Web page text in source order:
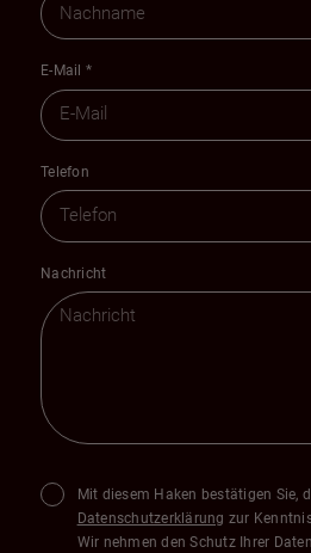
E-Mail *
Telefon
Nachricht
Mit diesem Haken bestätigen Sie,
Datenschutzerklärung zur
Wir nehmen den Schutz Ihrer